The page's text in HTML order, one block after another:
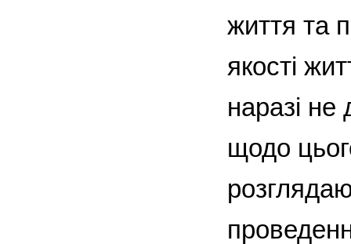
життя та
якості
наразі
щодо